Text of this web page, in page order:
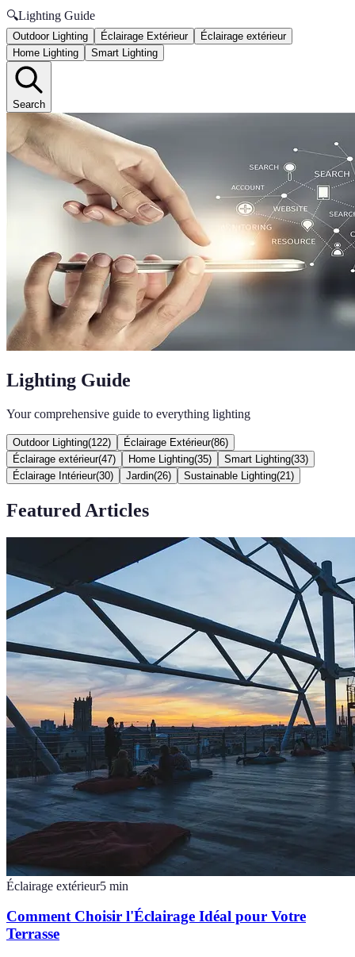
🔍Lighting Guide
Outdoor Lighting Éclairage Extérieur
Éclairage extérieur
Home Lighting
Smart Lighting
Search
Lighting Guide
Your comprehensive guide to everything lighting
Outdoor Lighting(122) Éclairage Extérieur(86)
Éclairage extérieur(47) Home Lighting(35) Smart Lighting(33)
Éclairage Intérieur(30) Jardin(26) Sustainable Lighting(21 )
Featured Articles
Éclairage extérieur5 min
Comment Choisir l'Éclairage Idéal pour Votre
Terrasse